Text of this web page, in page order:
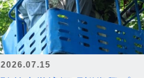
2026.07.15